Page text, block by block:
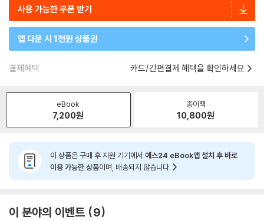
사용 가능한 쿠폰 받기
앱 다운 시 1천원 상품권
결제혜택 카드/간편결제 혜택을 확인하세요
eBook
7,200원
종이책
10,800원
이 상품은 구매 후 지원 기기에서 예스24 eBook앱 설치 후 바로
이용 가능한 상품이며, 배송되지 않습니다.
이 분야의 이벤트 9